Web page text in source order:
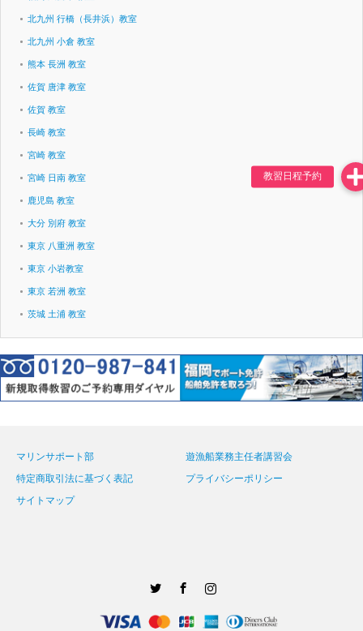
北九州 行橋（長井浜）教室
北九州 小倉 教室
熊本 長洲 教室
佐賀 唐津 教室
佐賀 教室
長崎 教室
宮崎 教室
宮崎 日南 教室
鹿児島 教室
大分 別府 教室
東京 八重洲 教室
東京 小岩教室
東京 若洲 教室
茨城 土浦 教室
マリンサポート部
遊漁船業務主任者講習会
特定商取引法に基づく表記
プライバシーポリシー
サイトマップ